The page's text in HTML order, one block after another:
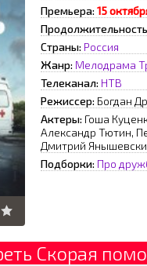
Премьера: 15
Страны: Россия
Жанр: Мелодрама
Телеканал: НТВ
Режиссер: Богдан
Актеры: Гоша
Александр Тютин,
Дмитрий
Подборки: Про
Скорая